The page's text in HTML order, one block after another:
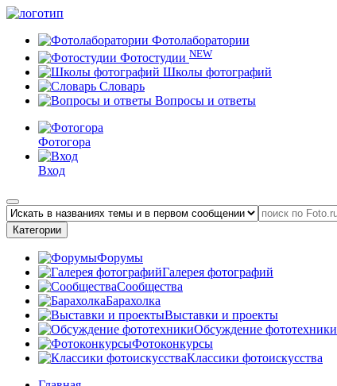
Фотолаборатории
Фотостудии NEW
Школы фотографий
Словарь
Вопросы и ответы
Фотогора
Вход
Категории
Форумы
Галерея фотографий
Сообщества
Барахолка
Выставки и проекты
Обсуждение фототехники
Фотоконкурсы
Классики фотоискусства